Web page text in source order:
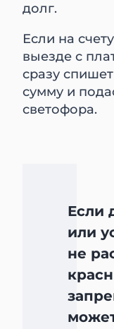
долг.
Если на
выезде с
сразу
сумму и
светофора.
Если
или
не